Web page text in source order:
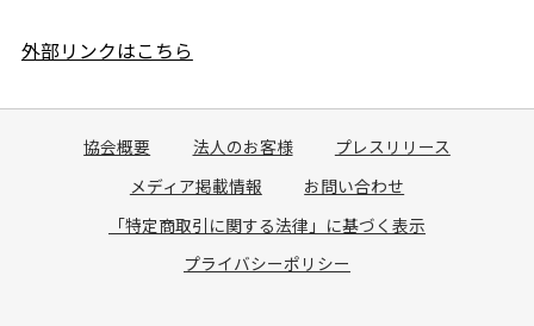
外部リンクはこちら
協会概要 法人のお客様
プレスリリース
メディア掲載情報
お問い合わせ
「特定商取引に関する法律」に基づく表示
プライバシーポリシー